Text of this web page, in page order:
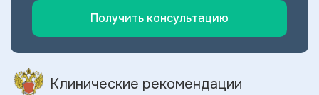
Получить консультацию
Клинические рекомендации